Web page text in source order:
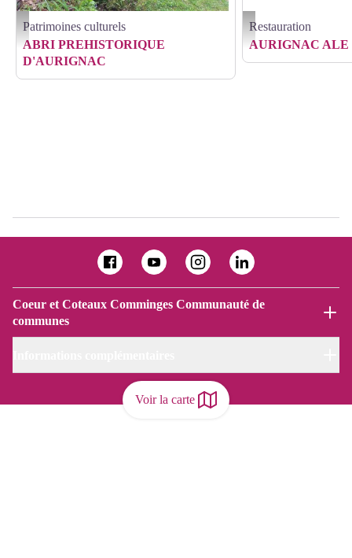
Voir la carte
aurignac-abri-prehistorique - ABRI PREHISTORIQUE D'AURIGNAC
Patrimoines culturels
ABRI PREHISTORIQUE
D'AURIGNAC
beergarden - foodtruck -
Restauration
AURIGNAC ALE
Coeur et Coteaux Comminges Communauté de
communes